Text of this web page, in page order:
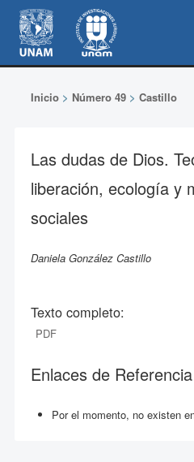
Inicio> Número 49> Castillo
Las dudas de Dios.
liberación, ecología y
sociales
Daniela González Castillo
Texto completo:
PDF
Enlaces de Referencia
Por el momento, no existen